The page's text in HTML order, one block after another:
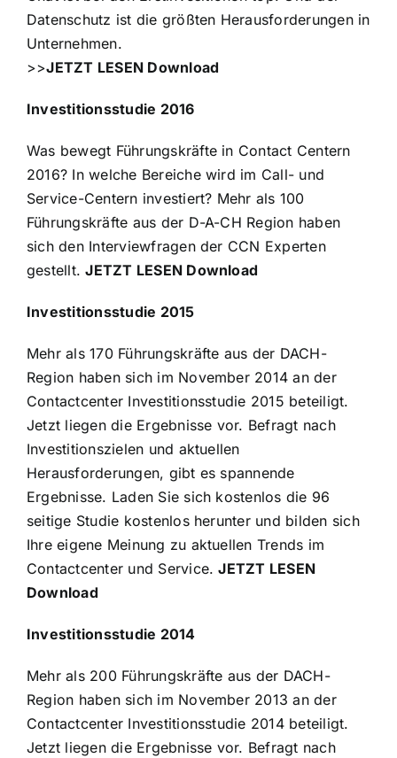
Datenschutz ist die größten Herausforderungen in
Unternehmen.
>>JETZT LESEN Download
Investitionsstudie 2016
Was bewegt Führungskräfte in Contact Centern
2016? In welche Bereiche wird im Call- und
Service-Centern investiert? Mehr als 100
Führungskräfte aus der D-A-CH Region haben
sich den Interviewfragen der CCN Experten
gestellt.JETZT LESEN Download
Investitionsstudie 2015
Mehr als 170 Führungskräfte aus der DACH-
Region haben sich im November 2014 an der
Contactcenter Investitionsstudie 2015 beteiligt.
Jetzt liegen die Ergebnisse vor. Befragt nach
Investitionszielen und aktuellen
Herausforderungen, gibt es spannende
Ergebnisse. Laden Sie sich kostenlos die 96
seitige Studie kostenlos herunter und bilden sich
Ihre eigene Meinung zu aktuellen Trends im
Contactcenter und Service.JETZT LESEN
Download
Investitionsstudie 2014
Mehr als 200 Führungskräfte aus der DACH-
Region haben sich im November 2013 an der
Contactcenter Investitionsstudie 2014 beteiligt.
Jetzt liegen die Ergebnisse vor. Befragt nach